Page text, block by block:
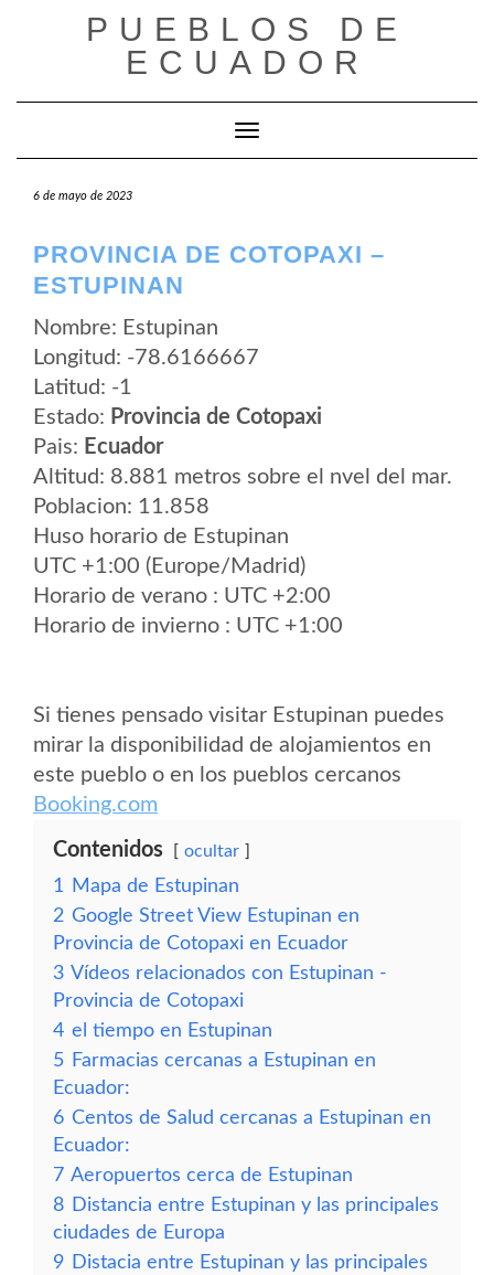
PUEBLOS DE
ECUADOR
Cambiar modo de navegación
6 de mayo de 2023
PROVINCIA DE COTOPAXI –
ESTUPINAN
Nombre: Estupinan
Longitud: -78.6166667
Latitud: -1
Estado: Provincia de Cotopaxi
Pais: Ecuador
Altitud: 8.881 metros sobre el nvel del mar.
Poblacion: 11.858
Huso horario de Estupinan
UTC +1:00 (Europe/Madrid)
Horario de verano : UTC +2:00
Horario de invierno : UTC +1:00
Si tienes pensado visitar Estupinan puedes
mirar la disponibilidad de alojamientos en
este pueblo o en los pueblos cercanos
Booking.com
Contenidos ocultar
1
Mapa de Estupinan
2 Google Street View Estupinan en
Provincia de Cotopaxi en Ecuador
3 Vídeos relacionados con Estupinan -
Provincia de Cotopaxi
4 el tiempo en Estupinan
5 Farmacias cercanas a Estupinan en
Ecuador:
6 Centos de Salud cercanas a Estupinan en
Ecuador:
7 Aeropuertos cerca de Estupinan
8 Distancia entre Estupinan y las principales
ciudades de Europa
9 Distacia entre Estupinan y las principales